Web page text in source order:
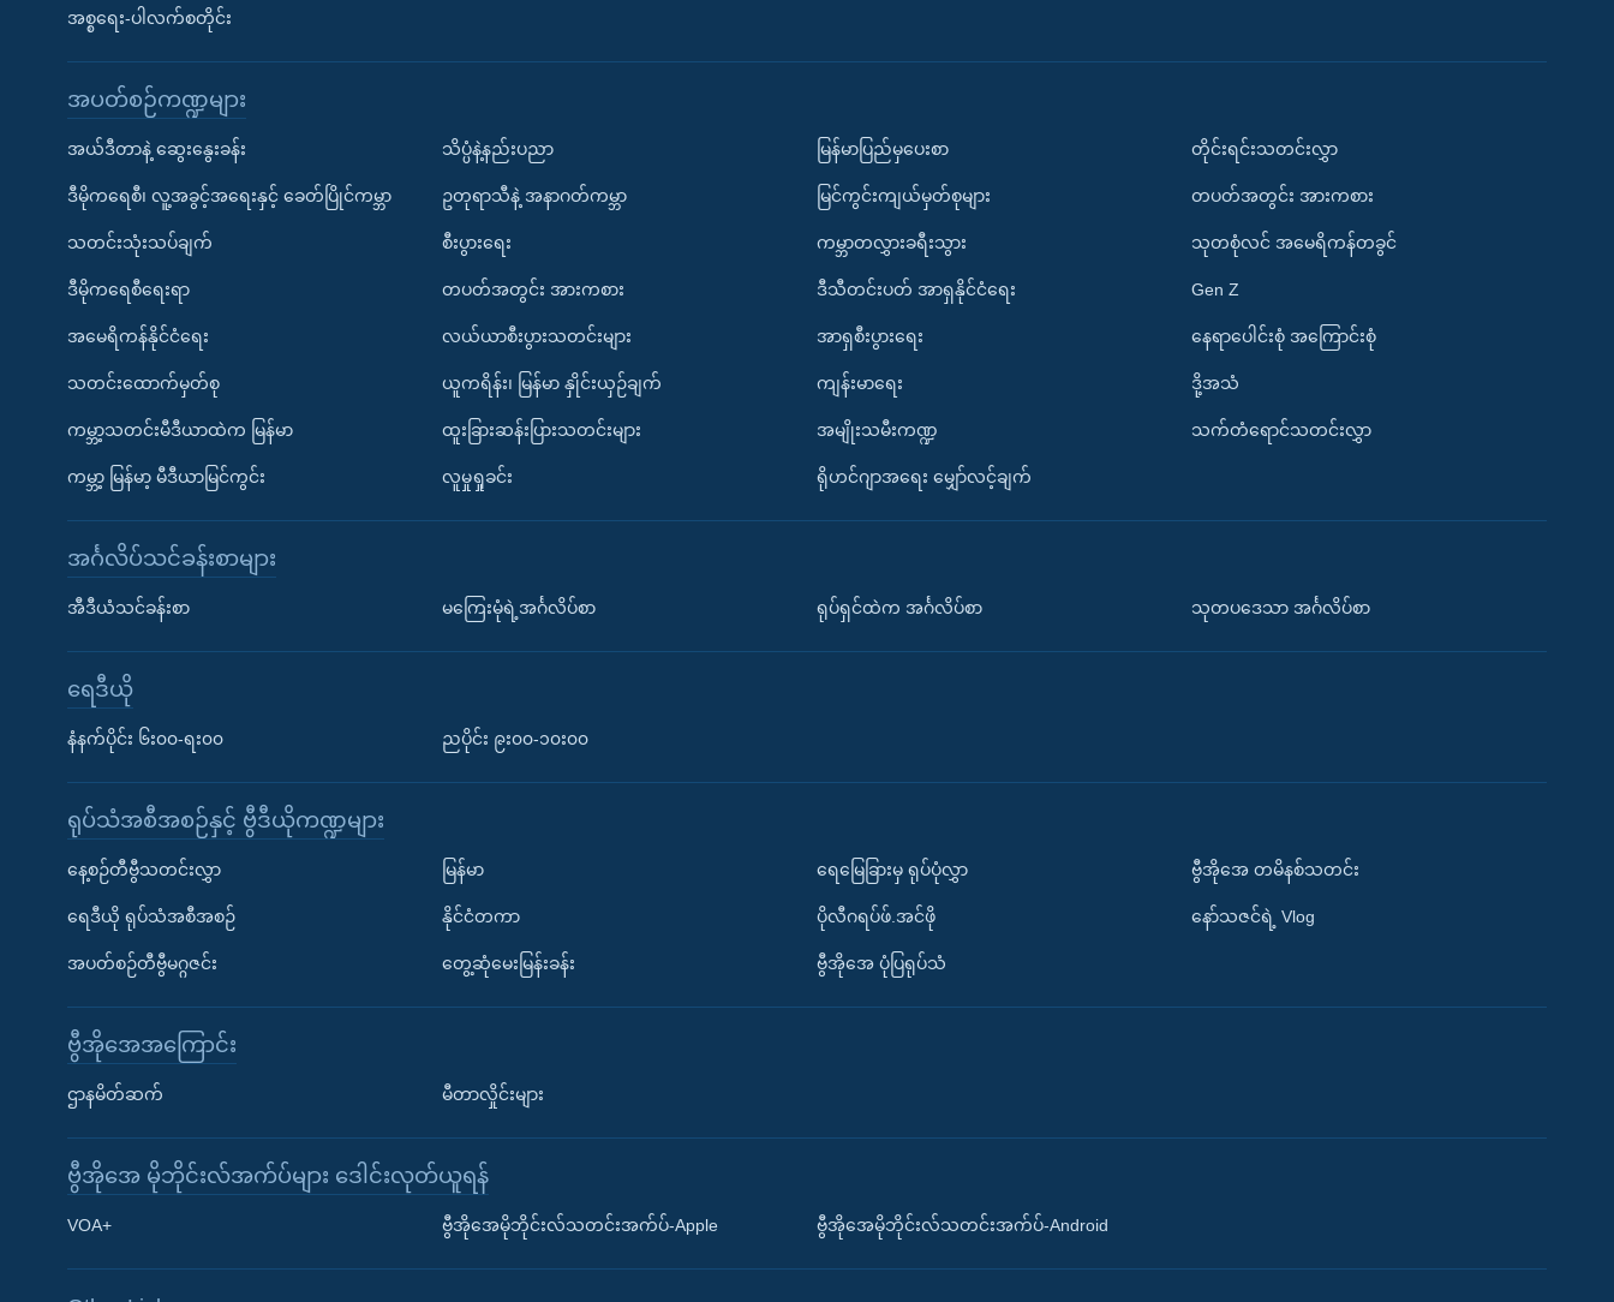
Learning English
အစ္စရေး-ပါလက်စတိုင်း
အပတ်စဉ်ကဏ္ဍများ
အယ်ဒီတာနဲ့ ဆွေးနွေးခန်း
ဒီမိုကရေစီ၊ လူ့အခွင့်အရေးနှင့် ခေတ်ပြိုင်ကမ္ဘာ
သတင်းသုံးသပ်ချက်
ဒီမိုကရေစီရေးရာ
အမေရိကန်နိုင်ငံရေး
သတင်းထောက်မှတ်စု
ကမ္ဘာ့သတင်းမီဒီယာထဲက မြန်မာ
ကမ္ဘာ့ မြန်မာ့ မီဒီယာမြင်ကွင်း
သိပ္ပံနဲ့နည်းပညာ
ဥတုရာသီနဲ့ အနာဂတ်ကမ္ဘာ
စီးပွားရေး
တပတ်အတွင်း အားကစား
လယ်ယာစီးပွားသတင်းများ
ယူကရိန်း၊ မြန်မာ နှိုင်းယှဉ်ချက်
ထူးခြားဆန်းပြားသတင်းများ
လူမှုရှုခင်း
မြန်မာပြည်မှပေးစာ
မြင်ကွင်းကျယ်မှတ်စုများ
ကမ္ဘာတလွှားခရီးသွား
ဒီသီတင်းပတ် အာရှနိုင်ငံရေး
အာရှစီးပွားရေး
ကျန်းမာရေး
အမျိုးသမီးကဏ္ဍ
ရိုဟင်ဂျာအရေး မျှော်လင့်ချက်
တိုင်းရင်းသတင်းလွှာ
တပတ်အတွင်း အားကစား
သုတစုံလင် အမေရိကန်တခွင်
Gen Z
နေရာပေါင်းစုံ အကြောင်းစုံ
ဒို့အသံ
သက်တံရောင်သတင်းလွှာ
အင်္ဂလိပ်သင်ခန်းစာများ
အီဒီယံသင်ခန်းစာ မကြေးမုံရဲ့အင်္ဂလိပ်စာ ရုပ်ရှင်ထဲက အင်္ဂလိပ်စာ သုတပဒေသာ အင်္ဂလိပ်စာ
ရေဒီယို
နံနက်ပိုင်း ၆း၀၀-ရး၀၀ ညပိုင်း ၉း၀၀-၁၀း၀၀
ရုပ်သံအစီအစဉ်နှင့် ဗွီဒီယိုကဏ္ဍများ
နေ့စဉ်တီဗွီသတင်းလွှာ
ရေဒီယို ရုပ်သံအစီအစဉ်
အပတ်စဉ်တီဗွီမဂ္ဂဇင်း
မြန်မာ
နိုင်ငံတကာ
တွေ့ဆုံမေးမြန်းခန်း
ရေမြေခြားမှ ရုပ်ပုံလွှာ
ပိုလီဂရပ်ဖ်.အင်ဖို
ဗွီအိုအေ ပုံပြရုပ်သံ
ဗွီအိုအေ တမိနစ်သတင်း
နော်သဇင်ရဲ့ Vlog
ဗွီအိုအေအကြောင်း
ဌာနမိတ်ဆက် မီတာလှိုင်းများ
ဗွီအိုအေ မိုဘိုင်းလ်အက်ပ်များ ဒေါင်းလုတ်ယူရန်
VOA+ ဗွီအိုအေမိုဘိုင်းလ်သတင်းအက်ပ်-Apple ဗွီအိုအေမိုဘိုင်းလ်သတင်းအက်ပ်-Android